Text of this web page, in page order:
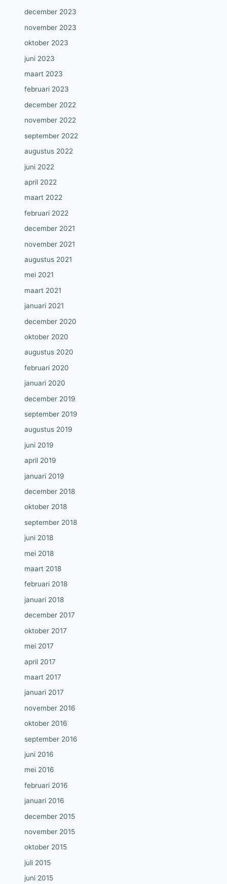
december 2023
november 2023
oktober 2023
juni 2023
maart 2023
februari 2023
december 2022
november 2022
september 2022
augustus 2022
juni 2022
april 2022
maart 2022
februari 2022
december 2021
november 2021
augustus 2021
mei 2021
maart 2021
januari 2021
december 2020
oktober 2020
augustus 2020
februari 2020
januari 2020
december 2019
september 2019
augustus 2019
juni 2019
april 2019
januari 2019
december 2018
oktober 2018
september 2018
juni 2018
mei 2018
maart 2018
februari 2018
januari 2018
december 2017
oktober 2017
mei 2017
april 2017
maart 2017
januari 2017
november 2016
oktober 2016
september 2016
juni 2016
mei 2016
februari 2016
januari 2016
december 2015
november 2015
oktober 2015
juli 2015
juni 2015